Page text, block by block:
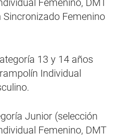
Femenino, DMT
Femenino
13 y 14 años
Individual
Junior (selección
Femenino, DMT